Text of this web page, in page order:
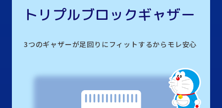
トリプルブロックギャザー
3つのギャザーが足回りにフィットするからモレ安心